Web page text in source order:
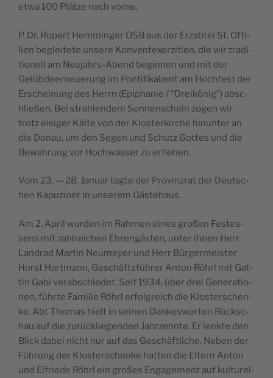
etwa 100 Plät­ze nach vorne.
P. Dr. Rupert Hem­min­ger OSB aus der Erzab­tei St. Otti­
li­en begle­i­t­ete unse­re Kon­ven­te­xer­zi­ti­en, die wir tra­di­
ti­o­nell am Neu­ja­hrs-Abend begin­nen und mit der
Gelüb­de­er­ne­u­e­rung im Pon­tifi­ka­lamt am Hoc­hfest der
Ersc­he­i­nung des Herrn (Epip­ha­nie / “Dre­i­könig”) absc­
hli­e­ßen. Bei stra­hlen­dem Son­nen­sc­he­in zogen wir
trotz eisi­ger Käl­te von der Klo­s­ter­kirc­he hinun­ter an
die Donau, um den Segen und Schutz Got­tes und die
Bewa­hrung vor Hoc­hwas­ser zu erflehen.
Vom 23. — 28. Janu­ar tag­te der Pro­vinz­rat der Deut­sc­
hen Kapu­zi­ner in unse­rem Gästehaus.
Am 2. April wur­den im Rahmen eines gro­ßen Fes­tes­
sens mit zahl­re­ic­hen Ehren­gäs­ten, unter ihnen Herr
Lan­drad Mar­tin Neu­me­yer und Herr Bür­ger­me­i­s­ter
Horst Hart­mann, Gesc­häft­s­führer Anton Röhrl mit Gat­
tin Gabi verab­sc­hi­e­det. Seit 1934, über drei Gene­ra­ti­o­
nen, führ­te Fami­lie Röhrl erfol­gre­ich die Klo­s­ter­sc­hen­
ke. Abt Tho­mas hielt in sei­nen Dan­ke­swor­ten Rück­sc­
hau auf die zurüc­kli­e­gen­den Jahr­ze­hn­te. Er lenk­te den
Blick dabei nic­ht nur auf das Gesc­häf­tlic­he. Neben der
Führung der Klo­s­ter­sc­hen­ke hat­ten die Eltern Anton
und Elfri­e­de Röhrl ein gro­ßes Enga­ge­ment auf kul­tu­rel­